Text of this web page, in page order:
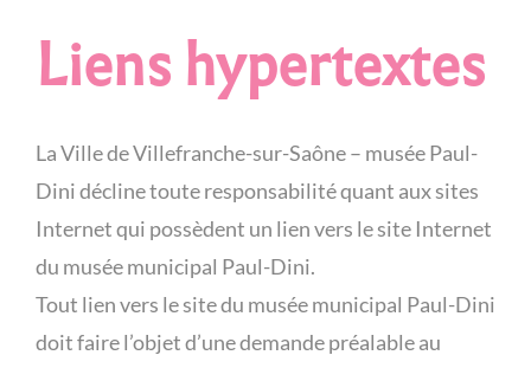
Liens hypertextes
La Ville de Villefranche-sur-Saône – musée Paul-
Dini décline toute responsabilité quant aux sites
Internet qui possèdent un lien vers le site Internet
du musée municipal Paul-Dini.
Tout lien vers le site du musée municipal Paul-Dini
doit faire l’objet d’une demande préalable au